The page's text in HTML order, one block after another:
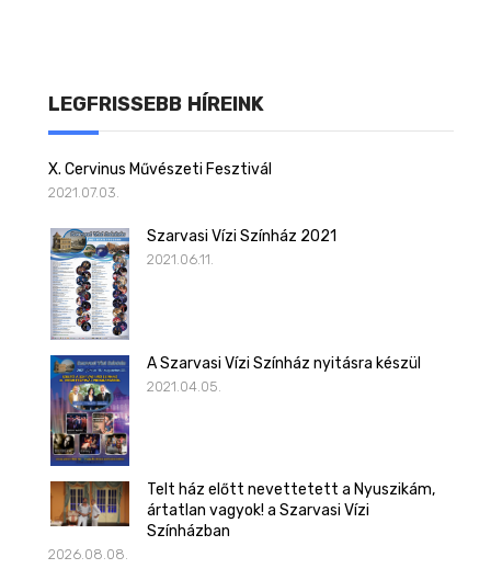
LEGFRISSEBB HÍREINK
X. Cervinus Művészeti Fesztivál
2021.07.03.
Szarvasi Vízi Színház 2021
2021.06.11.
A Szarvasi Vízi Színház nyitásra készül
2021.04.05.
Telt ház előtt nevettetett a Nyuszikám,
ártatlan vagyok! a Szarvasi Vízi
Színházban
2026.08.08.